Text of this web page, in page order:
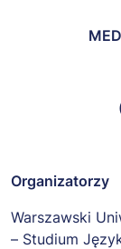
Organizatorzy
Warszawski
– Studium